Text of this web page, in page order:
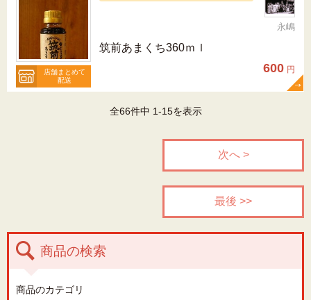
店舗まとめて
配送
永嶋
筑前あまくち360ｍｌ
600 円
全66件中 1-15を表示
次へ >
最後 >>
商品の検索
商品のカテゴリ